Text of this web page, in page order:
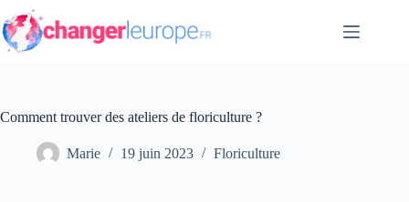
Passer
au
contenu
Comment trouver des ateliers de floriculture ?
Marie 19 juin 2023 Floriculture